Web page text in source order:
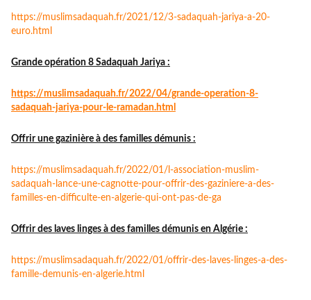
https://muslimsadaquah.fr/2021/12/3-sadaquah-jariya-a-20-
euro.html
Grande opération 8 Sadaquah Jariya :
https://muslimsadaquah.fr/2022/04/grande-operation-8-
sadaquah-jariya-pour-le-ramadan.html
Offrir une gazinière à des familles démunis :
https://muslimsadaquah.fr/2022/01/l-association-muslim-
sadaquah-lance-une-cagnotte-pour-offrir-des-gaziniere-a-des-
familles-en-difficulte-en-algerie-qui-ont-pas-de-ga
Offrir des laves linges à des familles démunis en Algérie :
https://muslimsadaquah.fr/2022/01/offrir-des-laves- linges-a-des-
famille-demunis-en-algerie.html